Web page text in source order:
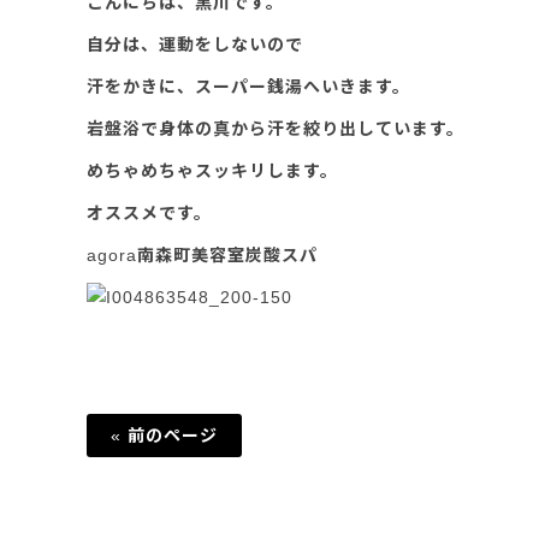
自分は、運動をしないので
汗をかきに、スーパー銭湯へいきます。
岩盤浴で身体の真から汗を絞り出しています。
めちゃめちゃスッキリします。
オススメです。
agora南森町美容室炭酸スパ
« 前のページ